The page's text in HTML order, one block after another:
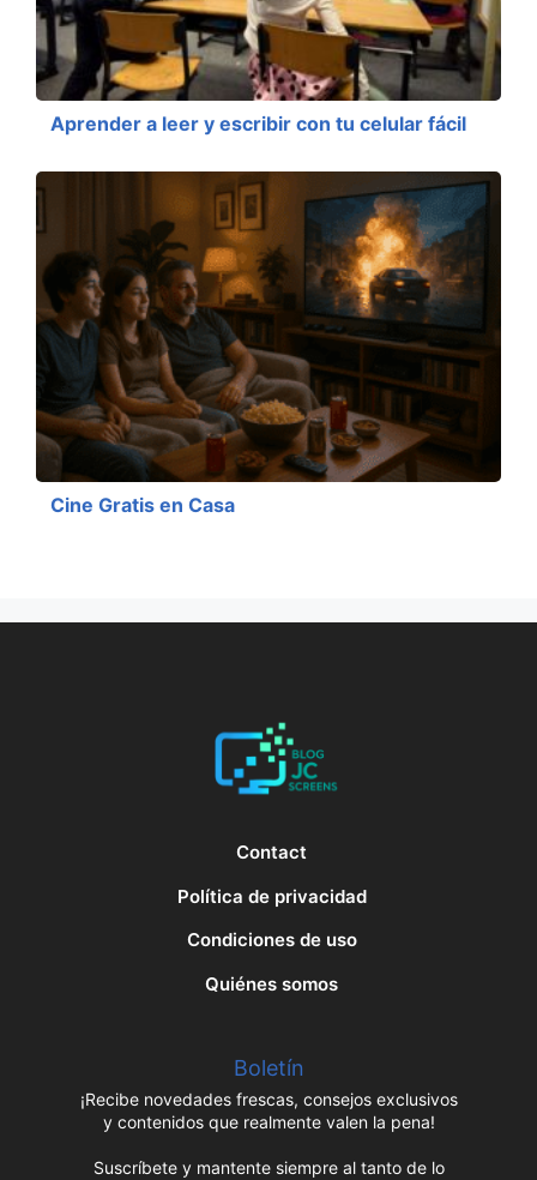
Aprender a leer y escribir con tu celular fácil
Cine Gratis en Casa
Contact
Política de privacidad
Condiciones de uso
Quiénes somos
Boletín
¡Recibe novedades frescas, consejos exclusivos
y contenidos que realmente valen la pena!
Suscríbete y mantente siempre al tanto de lo